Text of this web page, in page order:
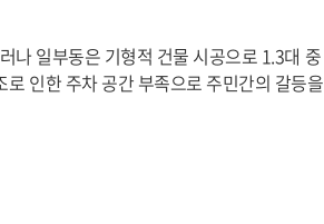
나 일부동은 기형적 건물 시공으로 1.3대
인한 주차 공간 부족으로 주민간의 갈등